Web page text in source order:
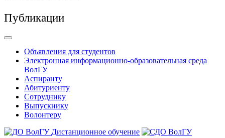
Публикации
Объявления для студентов
Электронная информационно-образовательная среда
ВолГУ
Аспиранту
Абитуриенту
Сотруднику
Выпускнику
Волонтеру
Дистанционное обучение